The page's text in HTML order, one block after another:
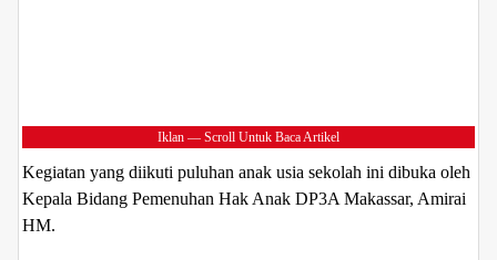
Iklan — Scroll Untuk Baca Artikel
Kegiatan yang diikuti puluhan anak usia sekolah ini dibuka oleh
Kepala Bidang Pemenuhan Hak Anak DP3A Makassar, Amirai
HM.